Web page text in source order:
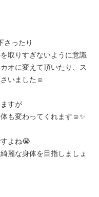
さったり
取りすぎないように意識
オに変えて頂いたり、ス
さいました☺️
すが
も変わってくれます☺️✨
よね😭
麗な身体を目指しましょ